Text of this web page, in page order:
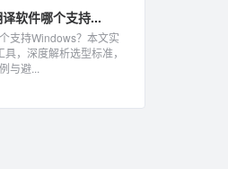
软件哪个支持...
支持Windows？本文实
，深度解析选型标准，
与避...